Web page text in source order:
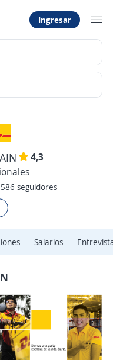
Ingresar
4,3
seguidores
Salarios